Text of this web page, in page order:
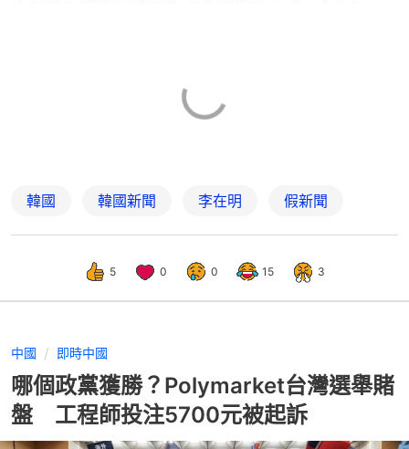
韓國 韓國新聞 李在明 假新聞
5 0 0 15 3
中國 即時中國
哪個政黨獲勝？Polymarket台灣選舉賭
盤 工程師投注5700元被起訴